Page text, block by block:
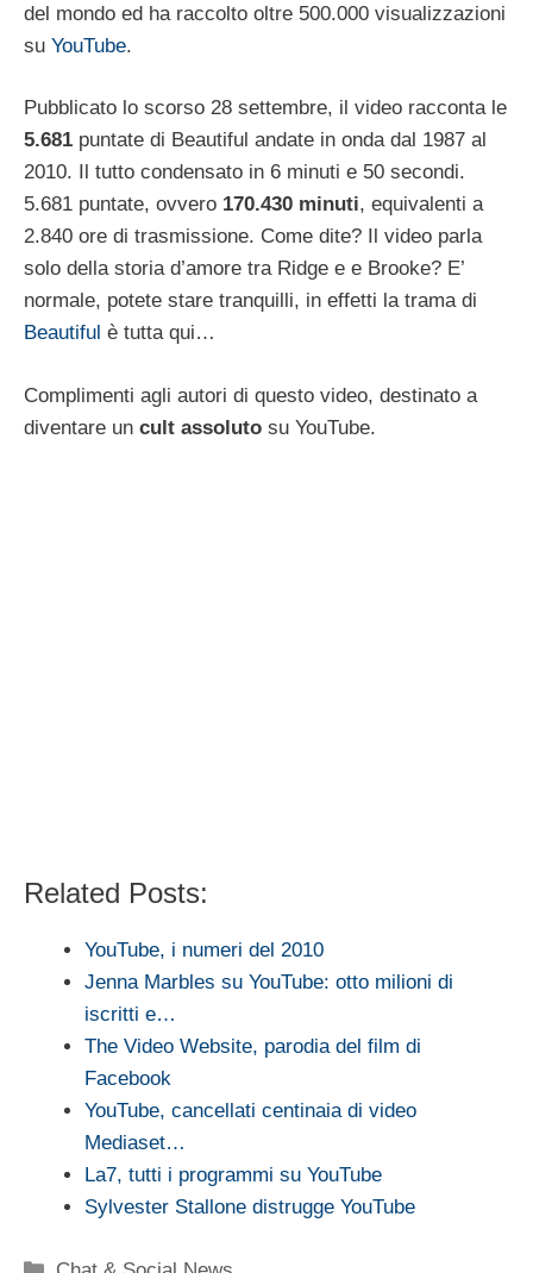
del mondo ed ha raccolto oltre 500.000 visualizzazioni
su YouTube.
Pubblicato lo scorso 28 settembre, il video racconta le
5.681 puntate di Beautiful andate in onda dal 1987 al
2010. Il tutto condensato in 6 minuti e 50 secondi.
5.681 puntate, ovvero 170.430 minuti, equivalenti a
2.840 ore di trasmissione. Come dite? Il video parla
solo della storia d’amore tra Ridge e e Brooke? E’
normale, potete stare tranquilli, in effetti la trama di
Beautiful è tutta qui…
Complimenti agli autori di questo video, destinato a
diventare un cult assoluto su YouTube.
Related Posts:
YouTube, i numeri del 2010
Jenna Marbles su YouTube: otto milioni di
iscritti e…
The Video Website, parodia del film di
Facebook
YouTube, cancellati centinaia di video
Mediaset…
La7, tutti i programmi su YouTube
Sylvester Stallone distrugge YouTube
Categorie